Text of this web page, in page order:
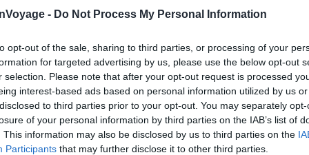
- Do Not Process My Personal Information
opt-out of the sale, sharing to third parties, or processing of your
for targeted advertising by us, please use the below opt-out
selection. Please note that after your opt-out request is processed
interest-based ads based on personal information utilized by us
to third parties prior to your opt-out. You may separately
of your personal information by third parties on the IAB’s list of
This information may also be disclosed by us to third parties on the
Participants that may further disclose it to other third parties.
le centre spirituel de la région et l’un des principaux
Entre ses basiliques et les processions qui
l’essence même de Fátima.
Iria, là où la Vierge serait apparue en 1917, le